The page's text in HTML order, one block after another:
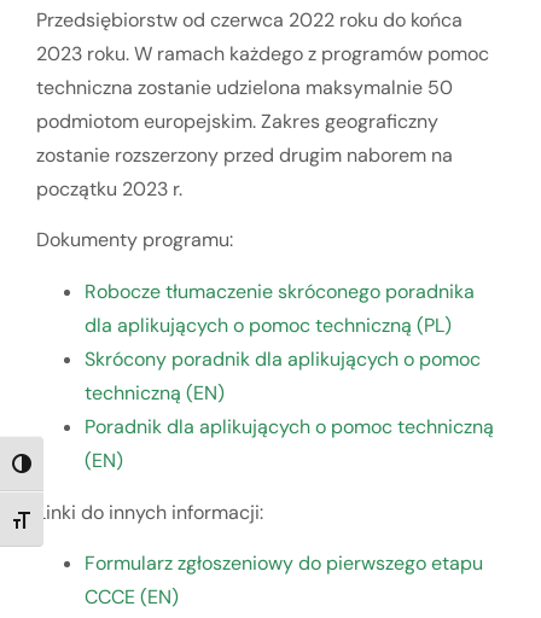
TOGGLE HIGH CONTRAST
TOGGLE FONT SIZE
Przedsiębiorstw od czerwca 2022 roku do końca
2023 roku. W ramach każdego z programów pomoc
techniczna zostanie udzielona maksymalnie 50
podmiotom europejskim. Zakres geograficzny
zostanie rozszerzony przed drugim naborem na
początku 2023 r.
Dokumenty programu:
Robocze tłumaczenie skróconego poradnika
dla aplikujących o pomoc techniczną (PL)
Skrócony poradnik dla aplikujących o pomoc
techniczną (EN)
Poradnik dla aplikujących o pomoc techniczną
(EN)
Linki do innych informacji:
Formularz zgłoszeniowy do pierwszego etapu
CCCE (EN)